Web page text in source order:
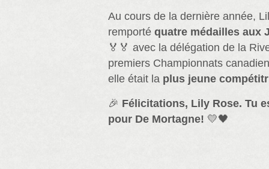
Au cours de la dernière année,
remporté quatre médailles aux
🏅🏅 avec la délégation de la
premiers Championnats
elle était la plus jeune
🎉 Félicitations, Lily Rose. Tu
pour De Mortagne! 💛🖤